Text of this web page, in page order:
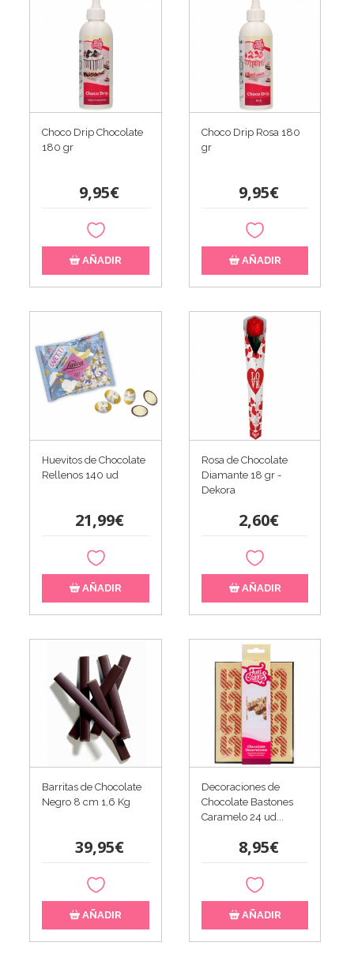
Choco Drip Chocolate
180 gr
9,95€
AÑADIR
Choco Drip Rosa 180
gr
9,95€
AÑADIR
Huevitos de Chocolate
Rellenos 140 ud
21,99€
AÑADIR
Rosa de Chocolate
Diamante 18 gr -
Dekora
2,60€
AÑADIR
Barritas de Chocolate
Negro 8 cm 1,6 Kg
39,95€
AÑADIR
Decoraciones de
Chocolate Bastones
Caramelo 24 ud...
8,95€
AÑADIR